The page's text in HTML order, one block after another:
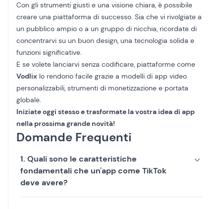
Con gli strumenti giusti e una visione chiara, è possibile
creare una piattaforma di successo. Sia che vi rivolgiate a
un pubblico ampio o a un gruppo di nicchia, ricordate di
concentrarvi su un buon design, una tecnologia solida e
funzioni significative.
E se volete lanciarvi senza codificare, piattaforme come
Vodlix lo rendono facile grazie a modelli di app video
personalizzabili, strumenti di monetizzazione e portata
globale.
Iniziate oggi stesso e trasformate la vostra idea di app
nella prossima grande novità!
Domande Frequenti
1. Quali sono le caratteristiche
fondamentali che un'app come TikTok
deve avere?